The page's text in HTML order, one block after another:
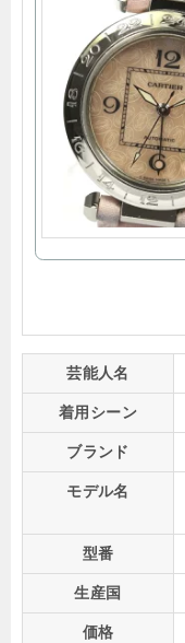
芸能人名
着用シーン
ブランド
モデル名
型番
生産国
価格